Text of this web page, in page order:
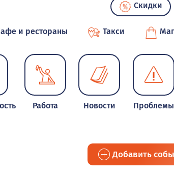
Скидки
и рестораны Такси
Работа Новости Проблемы
Добавить